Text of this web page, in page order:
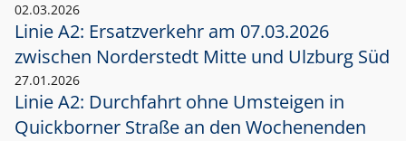
02.03.2026
Linie A2: Ersatzverkehr am 07.03.2026
zwischen Norderstedt Mitte und Ulzburg Süd
27.01.2026
Linie A2: Durchfahrt ohne Umsteigen in
Quickborner Straße an den Wochenenden